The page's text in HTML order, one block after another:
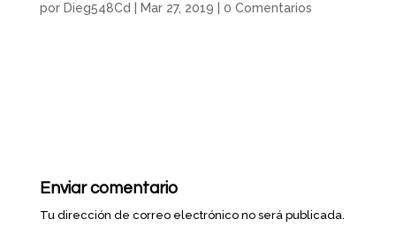
por Dieg548Cd Mar 27, 2019 0 Comentarios
Enviar comentario
Tu dirección de correo electrónico no será publicada.